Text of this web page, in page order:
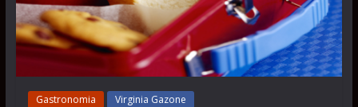
Gastronomia Virginia Gazone